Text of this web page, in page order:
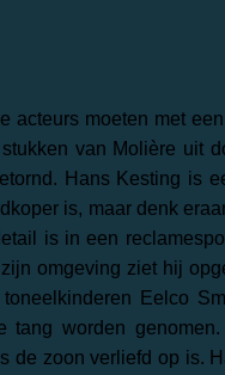
acteurs moeten met
van Molière uit
Hans Kesting is
is, maar denk
is in een
omgeving ziet hij
Eelco
worden
de zoon verliefd op is.